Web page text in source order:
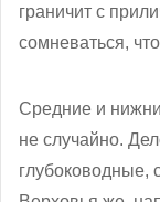
граничит с
сомневаться,
Средние и
не случайно.
глубоководные,